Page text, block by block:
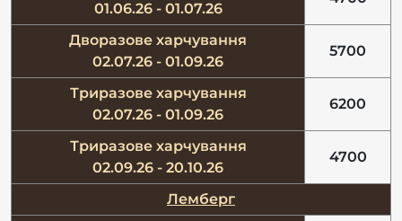
01.06.26 - 01.07.26
Дворазове харчування
02.07.26 - 01.09.26
5700
Триразове харчування
02.07.26 - 01.09.26
6200
Триразове харчування
02.09.26 - 20.10.26
4700
Лемберг